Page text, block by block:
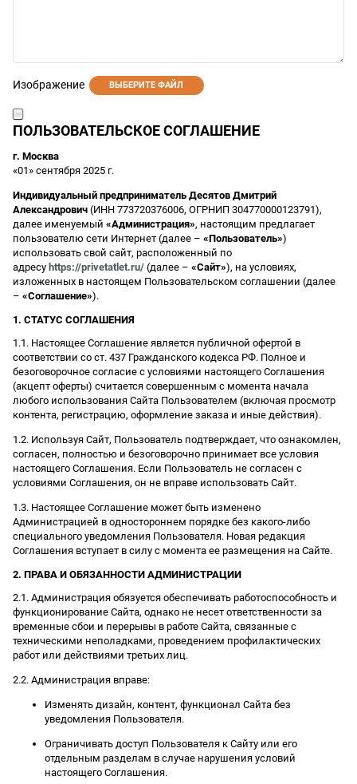
Изображение ВЫБЕРИТЕ ФАЙЛ
ПОЛЬЗОВАТЕЛЬСКОЕ СОГЛАШЕНИЕ
г. Москва
«01» сентября 2025 г.
Индивидуальный предприниматель Десятов Дмитрий
Александрович (ИНН 773720376006, ОГРНИП 304770000123791),
далее именуемый «Администрация», настоящим предлагает
пользователю сети Интернет (далее – «Пользователь»)
использовать свой сайт, расположенный по
адресу https://privetatlet.ru/ (далее – «Сайт»), на условиях,
изложенных в настоящем Пользовательском соглашении (далее
– «Соглашение»).
1. СТАТУС СОГЛАШЕНИЯ
1.1. Настоящее Соглашение является публичной офертой в
соответствии со ст. 437 Гражданского кодекса РФ. Полное и
безоговорочное согласие с условиями настоящего Соглашения
(акцепт оферты) считается совершенным с момента начала
любого использования Сайта Пользователем (включая просмотр
контента, регистрацию, оформление заказа и иные действия).
1.2. Используя Сайт, Пользователь подтверждает, что ознакомлен,
согласен, полностью и безоговорочно принимает все условия
настоящего Соглашения. Если Пользователь не согласен с
условиями Соглашения, он не вправе использовать Сайт.
1.3. Настоящее Соглашение может быть изменено
Администрацией в одностороннем порядке без какого-либо
специального уведомления Пользователя. Новая редакция
Соглашения вступает в силу с момента ее размещения на Сайте.
2. ПРАВА И ОБЯЗАННОСТИ АДМИНИСТРАЦИИ
2.1. Администрация обязуется обеспечивать работоспособность и
функционирование Сайта, однако не несет ответственности за
временные сбои и перерывы в работе Сайта, связанные с
техническими неполадками, проведением профилактических
работ или действиями третьих лиц.
2.2. Администрация вправе:
Изменять дизайн, контент, функционал Сайта без
уведомления Пользователя.
Ограничивать доступ Пользователя к Сайту или его
отдельным разделам в случае нарушения условий
настоящего Соглашения.